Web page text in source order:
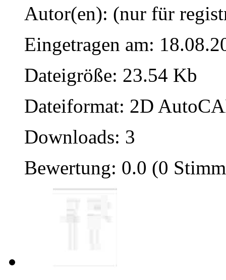
Autor(en): (nur für
Eingetragen am:
Dateigröße: 23.54 Kb
Dateiformat: 2D
Downloads: 3
Bewertung: 0.0 (0